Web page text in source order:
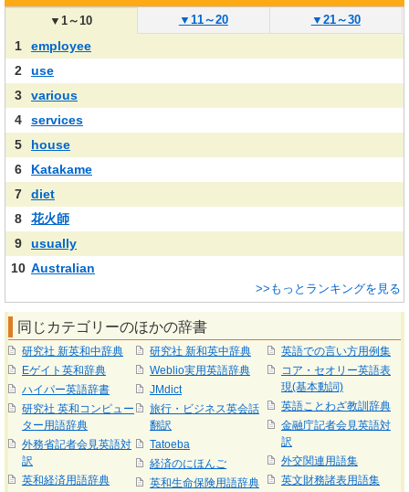
▼1～10 ▼ 11～20 ▼ 21～30
1
employee
2
use
3
various
4
services
5
house
6
Katakame
7
diet
8
花火師
9
usually
10 Australian
>>もっとランキングを見る
同じカテゴリーのほかの辞書
研究社 新英和中辞典
Eゲイト英和辞典
ハイパー英語辞書
研究社 英和コンピュー
ター用語辞典
外務省記者会見英語対
訳
英和経済用語辞典
研究社 新和英中辞典
Weblio実用英語辞典
JMdict
旅行・ビジネス英会話
翻訳
Tatoeba
経済のにほんご
英和生命保険用語辞典
英語での言い方用例集
コア・セオリー英語表
現(基本動詞)
英語ことわざ教訓辞典
金融庁記者会見英語対
訳
外交関連用語集
英文財務諸表用語集